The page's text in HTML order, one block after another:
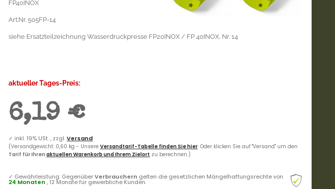
FP40INOX
Art.Nr. 505FP-14
siehe Ersatzteilzeichnung Wasserdruckpresse FP20INOX / FP 40INOX, Nr. 14
aktueller Tages-Preis:
6,19 €
✓ inkl. 19% USt. , zzgl.Versand
(Versandgewicht: 0,60 kg - Unsere Versandtarif-Tabelle finden Sie hier. Oder klicken Sie auf "Versand" um den
Tarif für Ihren aktuellen Warenkorb und Ihrem Zielort zu berechnen.)
✓ Gewährleistung: GegenüberVerbrauchern gelten die gesetzlichen Mängelhaftungsrechte von
24 Monaten , 12 Monate für gewerbliche Kunden.